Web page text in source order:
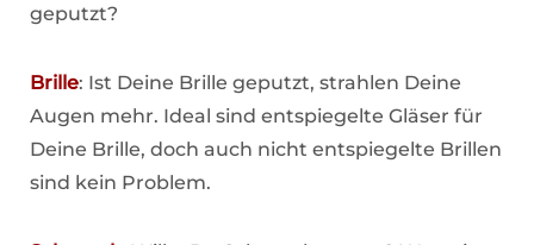
geputzt?
Brille: Ist Deine Brille geputzt, strahlen Deine
Augen mehr. Ideal sind entspiegelte Gläser für
Deine Brille, doch auch nicht entspiegelte Brillen
sind kein Problem.